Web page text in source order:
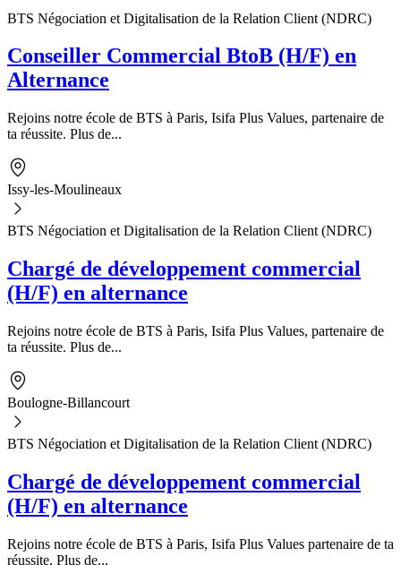
BTS Négociation et Digitalisation de la Relation Client (NDRC)
Conseiller Commercial BtoB (H/F) en
Alternance
Rejoins notre école de BTS à Paris, Isifa Plus Values, partenaire de
ta réussite. Plus de...
Issy-les-Moulineaux
BTS Négociation et Digitalisation de la Relation Client (NDRC)
Chargé de développement commercial
(H/F) en alternance
Rejoins notre école de BTS à Paris, Isifa Plus Values, partenaire de
ta réussite. Plus de...
Boulogne-Billancourt
BTS Négociation et Digitalisation de la Relation Client (NDRC)
Chargé de développement commercial
(H/F) en alternance
Rejoins notre école de BTS à Paris, Isifa Plus Values partenaire de ta
réussite. Plus de...